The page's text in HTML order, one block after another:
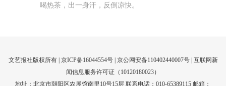
喝热茶，出一身汗，反倒凉快。
文艺报社版权所有 | 京ICP备16044554号| 京公网安备110402440007号 | 互联网新
闻信息服务许可证（10120180023）
地址：北京市朝阳区农展馆南里10号15层 联系电话：010-65389115 邮箱：